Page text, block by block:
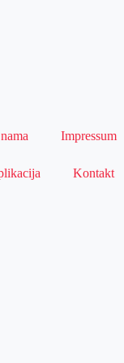
Impressum
Kontakt